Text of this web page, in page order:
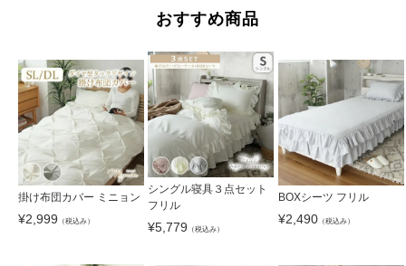
おすすめ商品
掛け布団カバー ミニョン
¥2,999 （税込み）
シングル寝具３点セット
フリル
¥5,779 （税込み）
BOXシーツ フリル
¥2,490（税込み）